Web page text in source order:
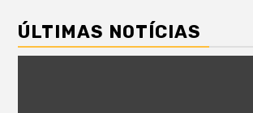
ÚLTIMAS NOTÍCIAS